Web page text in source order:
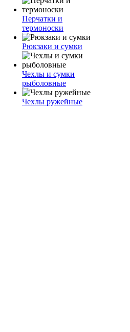
Перчатки и
термоноски
Рюкзаки и сумки
Чехлы и сумки
рыболовные
Чехлы ружейные